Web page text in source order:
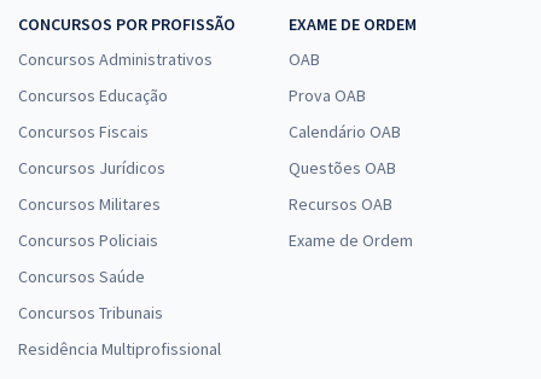
CONCURSOS POR PROFISSÃO
Concursos Administrativos
Concursos Educação
Concursos Fiscais
Concursos Jurídicos
Concursos Militares
Concursos Policiais
Concursos Saúde
Concursos Tribunais
Residência Multiprofissional
EXAME DE ORDEM
OAB
Prova OAB
Calendário OAB
Questões OAB
Recursos OAB
Exame de Ordem